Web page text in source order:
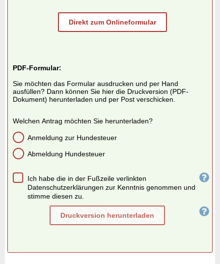
Direkt zum Onlineformular
PDF-Formular:
Sie möchten das Formular ausdrucken und per Hand
ausfüllen? Dann können Sie hier die Druckversion (PDF-
Dokument) herunterladen und per Post verschicken.
Welchen Antrag möchten Sie herunterladen?
Anmeldung zur Hundesteuer
Abmeldung Hundesteuer
Ich habe die in der Fußzeile verlinkten
Datenschutzerklärungen zur Kenntnis genommen und
stimme diesen zu.
Druckversion herunterladen